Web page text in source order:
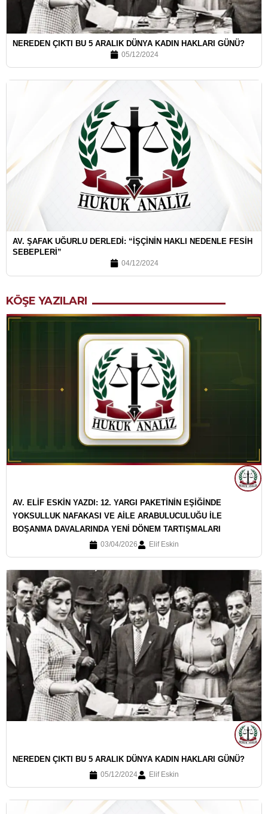
NEREDEN ÇIKTI BU 5 ARALIK DÜNYA KADIN HAKLARI GÜNÜ?
05/12/2024
AV. ŞAFAK UĞURLU DERLEDI: “İŞÇININ HAKLI NEDENLE FESIH
SEBEPLERI”
04/12/2024
KÖŞE YAZILARI
AV. ELİF ESKİN YAZDI: 12. YARGI PAKETİNİN EŞİĞİNDE
YOKSULLUK NAFAKASI VE AİLE ARABULUCULUĞU İLE
BOŞANMA DAVALARINDA YENİ DÖNEM TARTIŞMALARI
03/04/2026 Elif Eskin
NEREDEN ÇIKTI BU 5 ARALIK DÜNYA KADIN HAKLARI GÜNÜ?
05/12/2024 Elif Eskin